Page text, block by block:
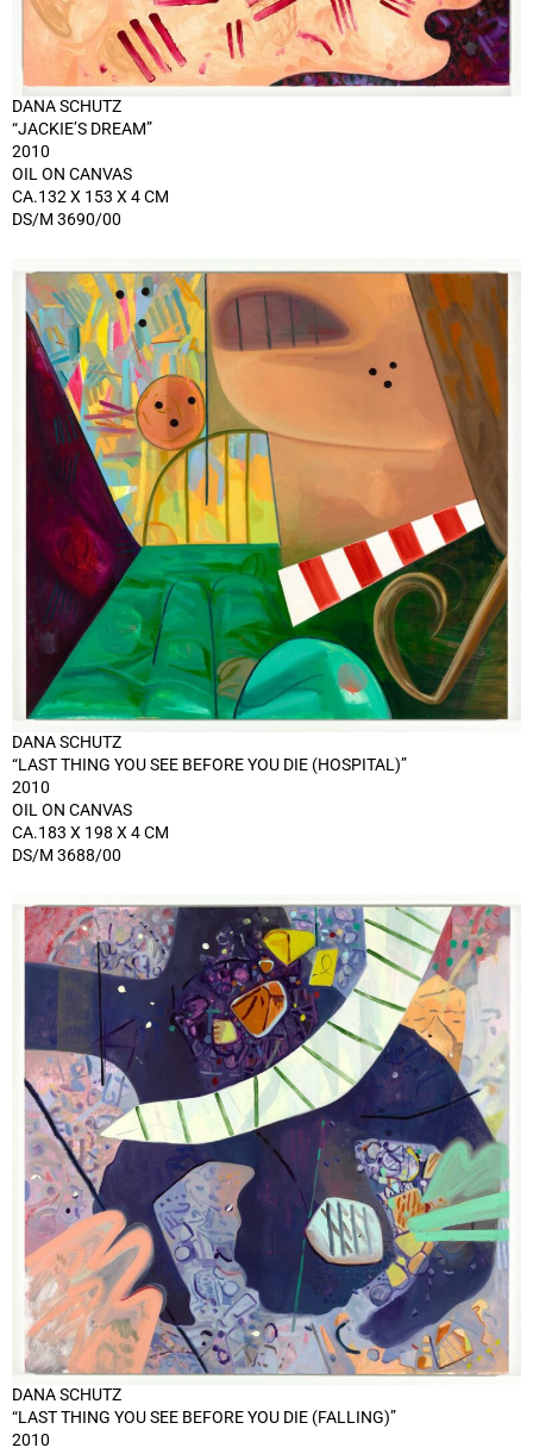
DANA SCHUTZ
“JACKIE’S DREAM”
2010
OIL ON CANVAS
CA.132 X 153 X 4 CM
DS/M 3690/00
DANA SCHUTZ
“LAST THING YOU SEE BEFORE YOU DIE (HOSPITAL)”
2010
OIL ON CANVAS
CA.183 X 198 X 4 CM
DS/M 3688/00
DANA SCHUTZ
“LAST THING YOU SEE BEFORE YOU DIE (FALLING)”
2010